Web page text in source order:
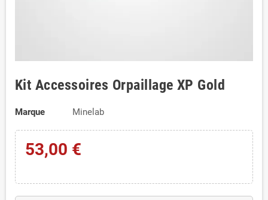
Kit Accessoires Orpaillage XP Gold
Marque Minelab
53,00 €